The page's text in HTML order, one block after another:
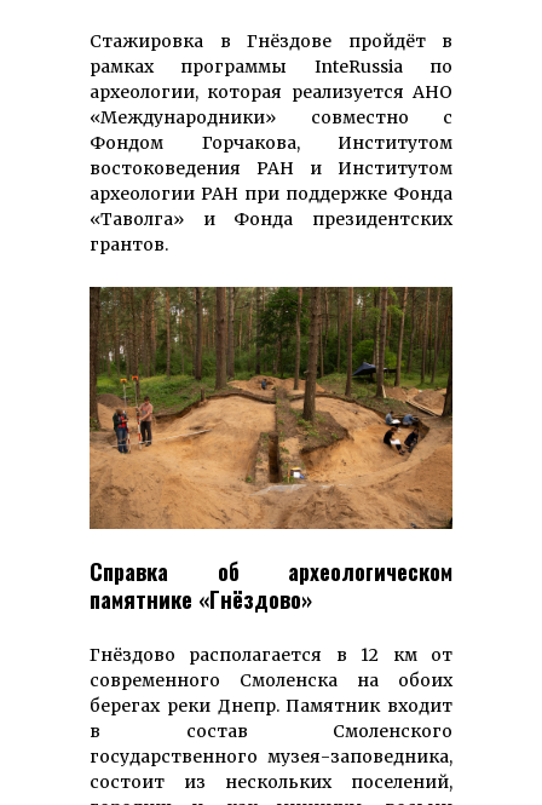
Стажировка в Гнёздове пройдёт в
рамках программы InteRussia по
археологии, которая реализуется АНО
«Международники» совместно с
Фондом Горчакова, Институтом
востоковедения РАН и Институтом
археологии РАН при поддержке Фонда
«Таволга» и Фонда президентских
грантов.
Справка об археологическом
памятнике «Гнёздово»
Гнёздово располагается в 12 км от
современного Смоленска на обоих
берегах реки Днепр. Памятник входит
в состав Смоленского
государственного музея-заповедника,
состоит из нескольких поселений,